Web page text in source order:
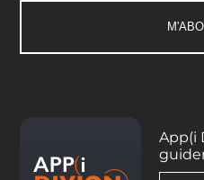
App(i